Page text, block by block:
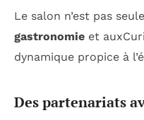
Le salon n’est pas
gastronomie et
dynamique propice à
Des partenariats